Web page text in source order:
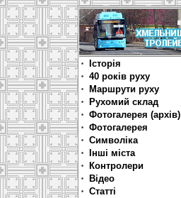
Історія
40 років руху
Маршрути руху
Рухомий склад
Фотогалерея (архів)
Фотогалерея
Символіка
Інші міста
Контролери
Відео
Статті